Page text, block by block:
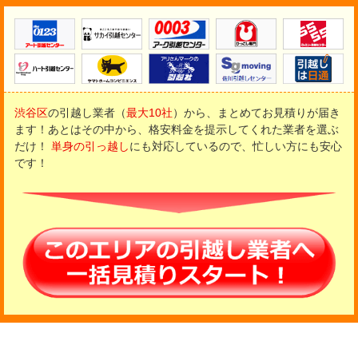
渋谷区の引越し業者（最大10社）から、まとめてお見積りが届き
ます！ あとはその中から、格安料金を提示してくれた業者を選ぶ
だけ！
単身の引っ越しにも対応しているので、忙しい方にも安心
です！